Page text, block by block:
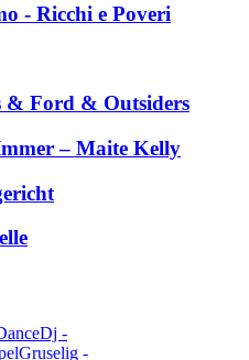
- Ricchi e Poveri
& Ford & Outsiders
– Maite Kelly
Dj -
Gruselig -